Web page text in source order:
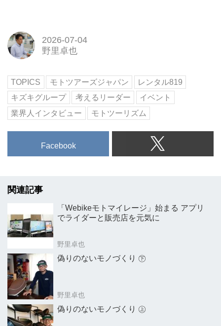
2026-07-04
野里卓也
TOPICS モトツアーズジャパン
レンタル819
キズキグループ
考えるリーダー
イベント
業界人インタビュー
モトツーリズム
Facebook
関連記事
「Webikeモトマイレージ」始まる アプリ
でライダーと販売店を元気に
野里卓也
偽りのないモノづくり ㊦
野里卓也
偽りのないモノづくり ㊤